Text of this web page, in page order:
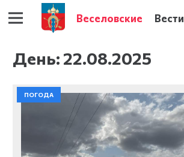
Веселовские Вести
День: 22.08.2025
ПОГОДА